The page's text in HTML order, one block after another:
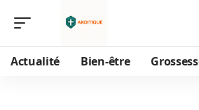
Actualité Bien-être